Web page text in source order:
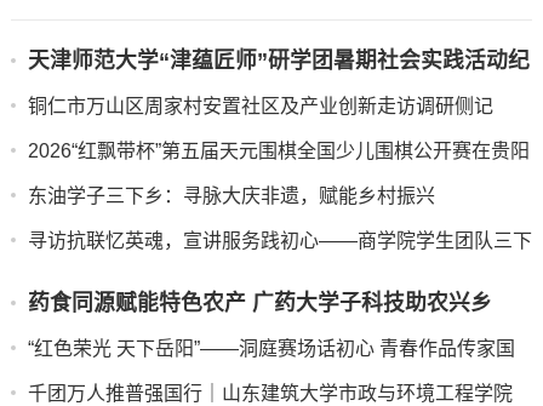
天津师范大学“津蕴匠师”研学团暑期社会实践活动纪
实
铜仁市万山区周家村安置社区及产业创新走访调研侧记
​​​​​​​2026“红飘带杯”第五届天元围棋全国少儿围棋公开赛在贵阳
开幕
东油学子三下乡：寻脉大庆非遗，赋能乡村振兴
寻访抗联忆英魂，宣讲服务践初心——商学院学生团队三下
药食同源赋能特色农产 广药大学子科技助农兴乡
——广东药科大学中药学院“紫酝兴乡”突击队赴云浮
“红色荣光 天下岳阳”——洞庭赛场话初心 青春作品传家国
千团万人推普强国行｜山东建筑大学市政与环境工程学院